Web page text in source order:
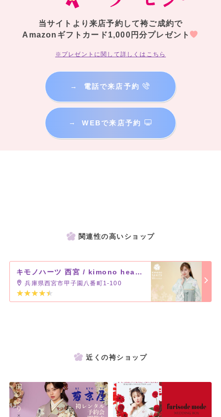
当サイトより来店予約して袴ご成約で
Amazonギフトカード1,000円分プレゼント
※プレゼントに関して詳しくはこちら
→ 電話で来店予約
→ WEBで来店予約
関連性の高いショップ
キモノハーツ 西宮 / kimono hearts Nishinomiya
兵庫県西宮市甲子園八番町1-100
近くの袴ショップ